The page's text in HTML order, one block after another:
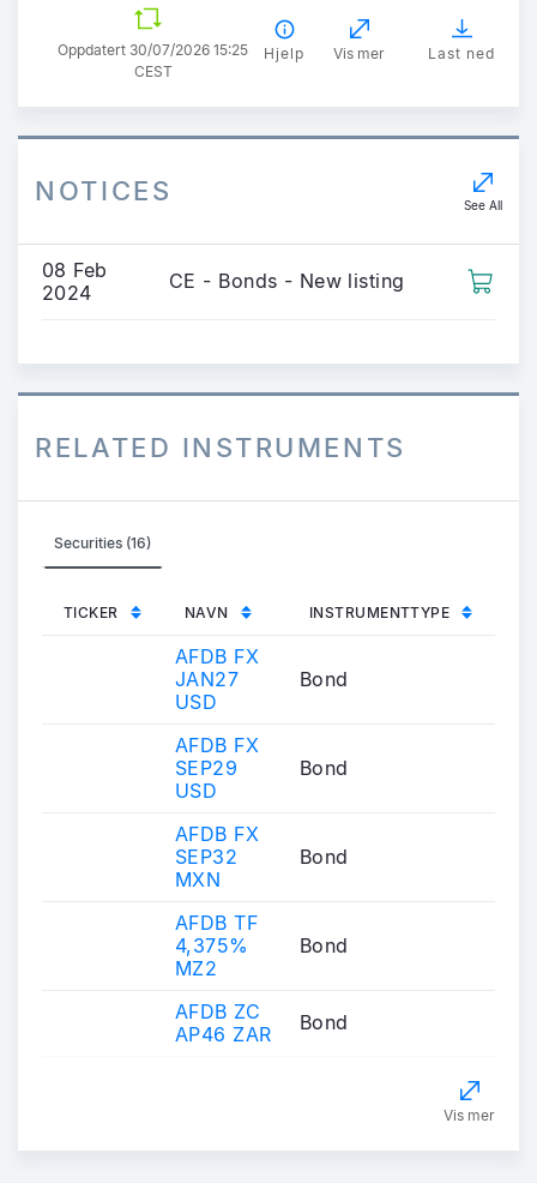
Oppdatert 30/07/2026 15:25
CEST
Hjelp Vis mer Last ned
NOTICES See All
08 Feb
2024
CE - Bonds - New listing
RELATED INSTRUMENTS
Securities (16)
TICKER NAVN INSTRUMENTTYPE
AFDB FX
JAN27
USD
Bond
AFDB FX
SEP29
USD
Bond
AFDB FX
SEP32
MXN
Bond
AFDB TF
4,375%
MZ2
Bond
AFDB ZC
AP46 ZAR
Bond
Vis mer